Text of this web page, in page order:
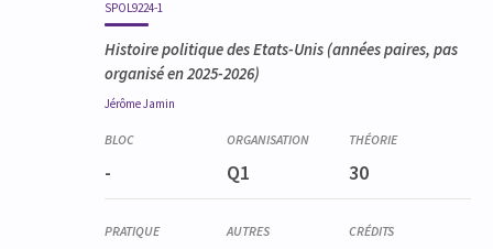
SPOL9224-1
Histoire politique des Etats-Unis (années paires, pas
organisé en 2025-2026)
JérômeJamin
- Q1 30